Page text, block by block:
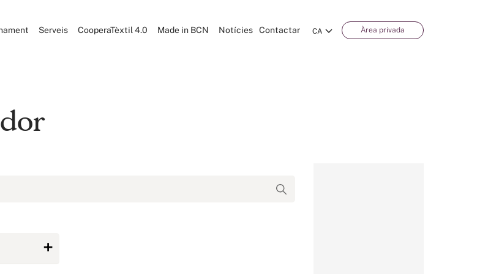
CA Àrea privada
Serveis CooperaTèxtil 4.0 Made in BCN Notícies Contactar